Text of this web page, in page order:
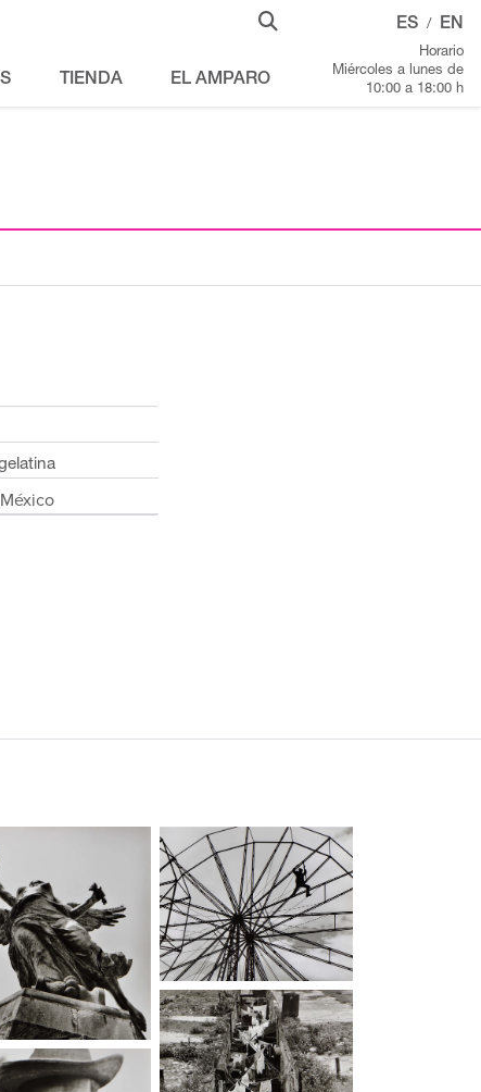
TIENDA EL AMPARO
ES / EN
Horario
Miércoles a lunes de
10:00 a 18:00 h